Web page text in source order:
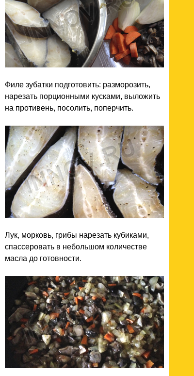
Филе зубатки подготовить: разморозить,
нарезать порционными кусками, выложить
на противень, посолить, поперчить.
Лук, морковь, грибы нарезать кубиками,
спассеровать в небольшом количестве
масла до готовности.